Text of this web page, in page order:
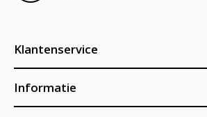
Klantenservice
Informatie